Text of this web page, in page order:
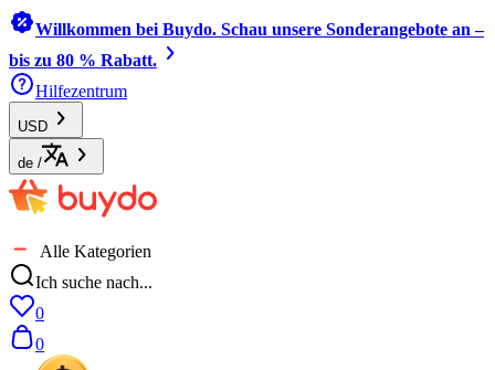
Willkommen bei Buydo. Schau unsere Sonderangebote an –
bis zu 80 % Rabatt.
Hilfezentrum
USD
de /
Alle Kategorien
Ich suche nach...
0
0